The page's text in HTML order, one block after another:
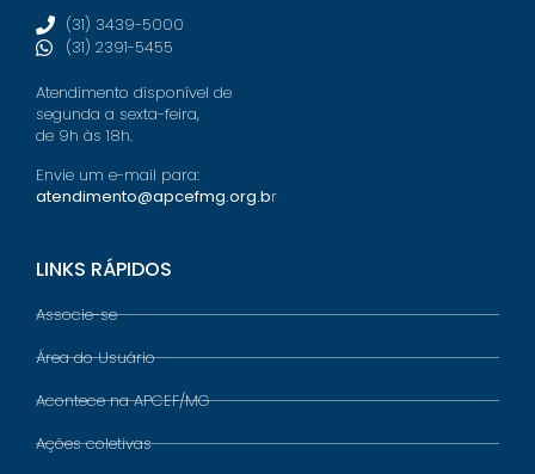
(31) 3439-5000
(31) 2391-5455
Atendimento disponível de
segunda a sexta-feira,
de 9h às 18h.
Envie um e-mail para:
atendimento@apcefmg.org.br
LINKS RÁPIDOS
Associe-se
Área do Usuário
Acontece na APCEF/MG
Ações coletivas